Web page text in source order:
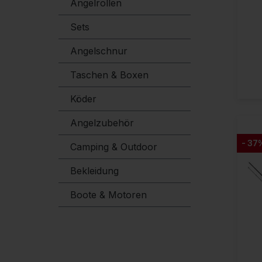
Angelrollen
Sets
Angelschnur
Taschen & Boxen
Köder
Angelzubehör
Camping & Outdoor
Bekleidung
Boote & Motoren
-